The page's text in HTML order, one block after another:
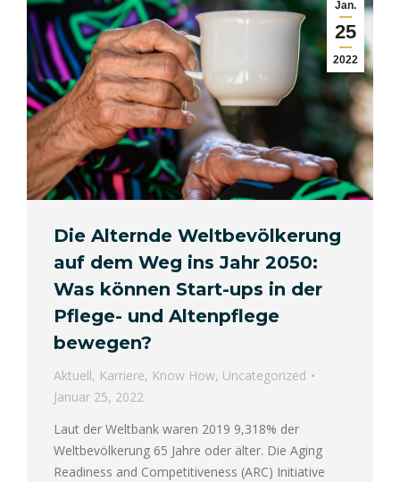
Jan.
25
2022
Die Alternde Weltbevölkerung
auf dem Weg ins Jahr 2050:
Was können Start-ups in der
Pflege- und Altenpflege
bewegen?
Aktuell, Karriere, Know How, Uncategorized
Januar 25, 2022
Laut der Weltbank waren 2019 9,318% der
Weltbevölkerung 65 Jahre oder älter. Die Aging
Readiness and Competitiveness (ARC) Initiative